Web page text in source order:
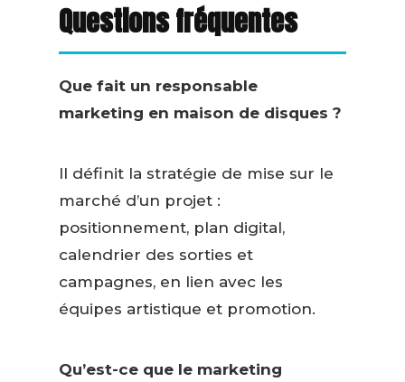
Questions fréquentes
Que fait un responsable
marketing en maison de disques ?
Il définit la stratégie de mise sur le
marché d’un projet :
positionnement, plan digital,
calendrier des sorties et
campagnes, en lien avec les
équipes artistique et promotion.
Qu’est-ce que le marketing